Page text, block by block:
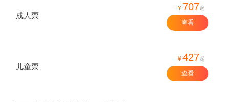
成人票
¥ 707起
查看
儿童票
¥427起
查看